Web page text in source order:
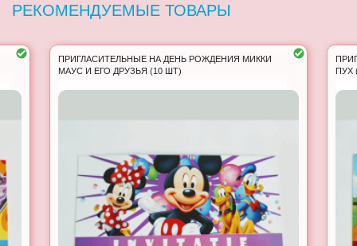
РЕКОМЕНДУЕМЫЕ ТОВАРЫ
ПРИГЛАСИТЕЛЬНЫЕ НА ДЕНЬ РОЖДЕНИЯ МИККИ
МАУС И ЕГО ДРУЗЬЯ (10 ШТ)
ПУХ